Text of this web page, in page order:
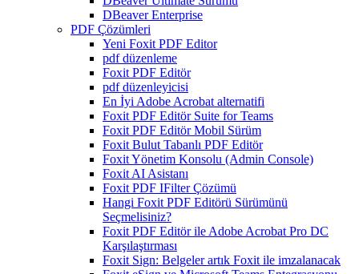
DBeaver Enterprise
PDF Çözümleri
Yeni Foxit PDF Editor
pdf düzenleme
Foxit PDF Editör
pdf düzenleyicisi
En İyi Adobe Acrobat alternatifi
Foxit PDF Editör Suite for Teams
Foxit PDF Editör Mobil Sürüm
Foxit Bulut Tabanlı PDF Editör
Foxit Yönetim Konsolu (Admin Console)
Foxit AI Asistanı
Foxit PDF IFilter Çözümü
Hangi Foxit PDF Editörü Sürümünü
Seçmelisiniz?
Foxit PDF Editör ile Adobe Acrobat Pro DC
Karşılaştırması
Foxit Sign: Belgeler artık Foxit ile imzalanacak